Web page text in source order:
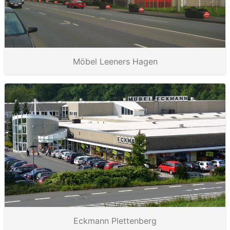
Möbel Leeners Hagen
Eckmann Plettenberg